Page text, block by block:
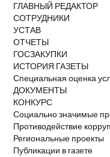
ГЛАВНЫЙ РЕДАКТОР
СОТРУДНИКИ
УСТАВ
ОТЧЕТЫ
ГОСЗАКУПКИ
ИСТОРИЯ ГАЗЕТЫ
Специальная оценка
ДОКУМЕНТЫ
КОНКУРС
Социально значимые
Противодействие
Региональные проекты
Публикации в газете